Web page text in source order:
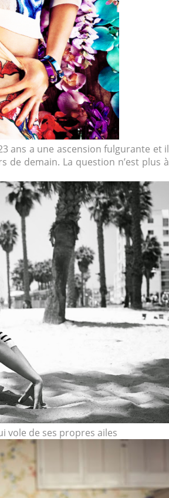
ans a une ascension fulgurante et il
de demain. La question n’est plus à
vole de ses propres ailes